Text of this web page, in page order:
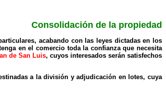
Consolidación de la propiedad
acabando con las leyes dictadas en los
en el comercio toda la confianza que necesita
de San Luis, cuyos interesados serán satisfechos
a la división y adjudicación en lotes, cuya